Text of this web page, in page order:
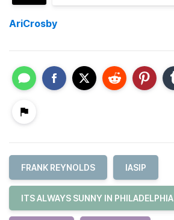
AriCrosby
FRANK REYNOLDS IASIP
ITS ALWAYS SUNNY IN PHILADELPHIA